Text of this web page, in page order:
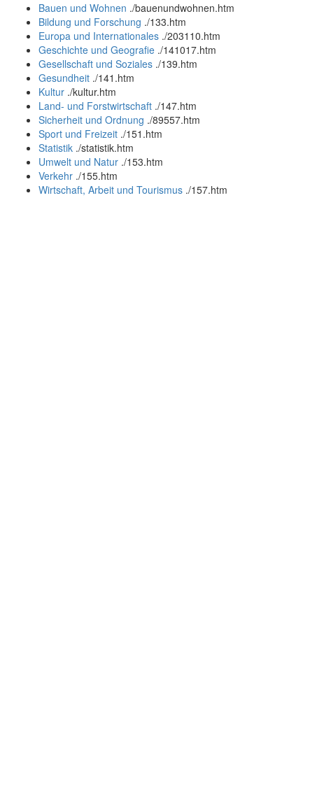
Bauen und Wohnen ./bauenundwohnen.htm
Bildung und Forschung ./133.htm
Europa und Internationales ./203110.htm
Geschichte und Geografie ./141017.htm
Gesellschaft und Soziales ./139.htm
Gesundheit ./141.htm
Kultur ./kultur.htm
Land- und Forstwirtschaft ./147.htm
Sicherheit und Ordnung ./89557.htm
Sport und Freizeit ./151.htm
Statistik ./statistik.htm
Umwelt und Natur ./153.htm
Verkehr ./155.htm
Wirtschaft, Arbeit und Tourismus ./157.htm